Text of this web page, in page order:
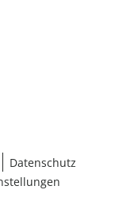
Datenschutz